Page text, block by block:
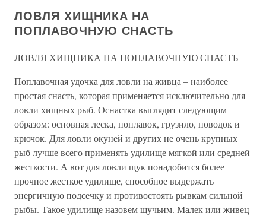
ЛОВЛЯ ХИЩНИКА НА
ПОПЛАВОЧНУЮ СНАСТЬ
ЛОВЛЯ ХИЩНИКА НА ПОПЛАВОЧНУЮ СНАСТЬ
Поплавочная удочка для ловли на живца – наиболее
простая снасть, которая применяется исключительно для
ловли хищных рыб. Оснастка выглядит следующим
образом: основная леска, поплавок, грузило, поводок и
крючок. Для ловли окуней и других не очень крупных
рыб лучше всего применять удилище мягкой или средней
жесткости. А вот для ловли щук понадобится более
прочное жесткое удилище, способное выдержать
энергичную подсечку и противостоять рывкам сильной
рыбы. Такое удилище назовем щучьим. Малек или живец